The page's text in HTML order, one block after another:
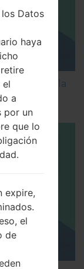
y la
Datos
haya
el
a
por un
que lo
expire,
el
de